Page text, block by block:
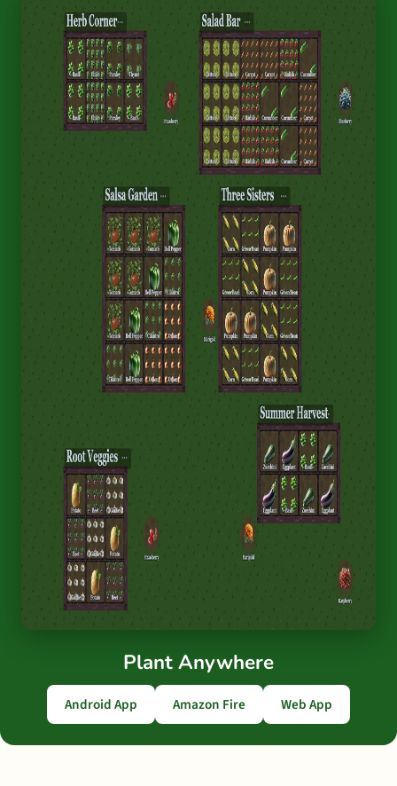
Plant Anywhere
Android App Amazon Fire Web App